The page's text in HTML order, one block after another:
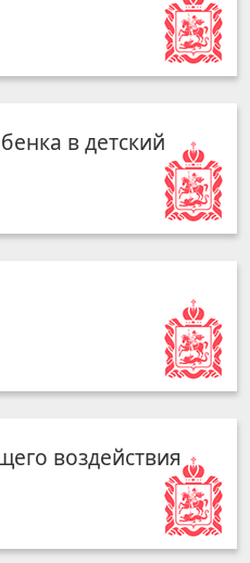
в детский
воздействия